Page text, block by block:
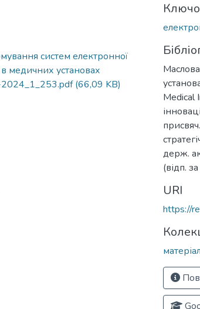
систем електронної
медичних установах
2024_1_253.pdf(66,09 KB)
Medical
держ.
(відп.
URI
https://